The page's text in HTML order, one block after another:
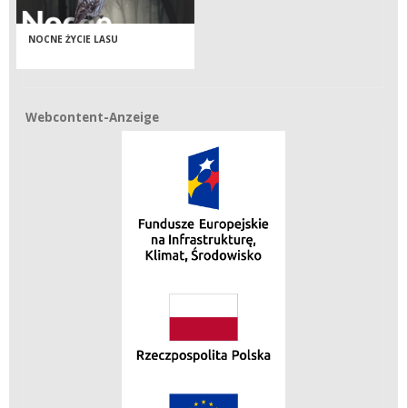
NOCNE ŻYCIE LASU
Webcontent-Anzeige
Webcontent-Anzeige